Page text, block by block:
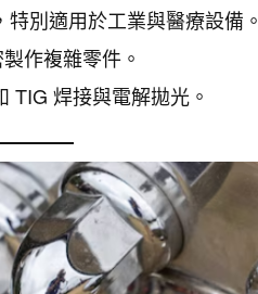
別適用於工業與醫療設備。
作複雜零件。
TIG 焊接與電解拋光。